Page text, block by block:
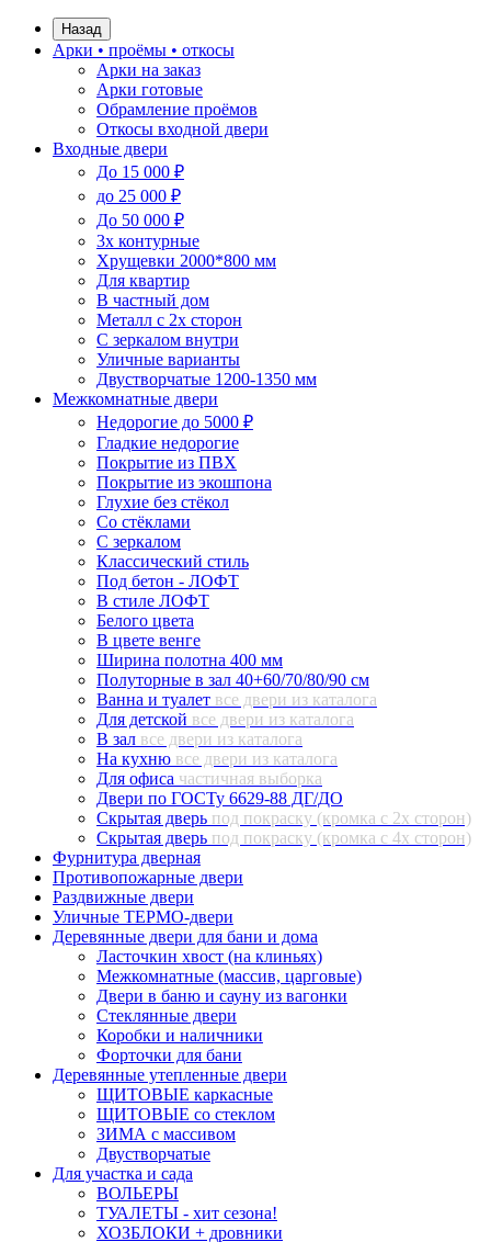
Назад
Арки • проёмы • откосы
Арки на заказ
Арки готовые
Обрамление проёмов
Откосы входной двери
Входные двери
До 15 000 ₽
до 25 000 ₽
До 50 000 ₽
3х контурные
Хрущевки 2000*800 мм
Для квартир
В частный дом
Металл с 2х сторон
С зеркалом внутри
Уличные варианты
Двустворчатые 1200-1350 мм
Межкомнатные двери
Недорогие до 5000 ₽
Гладкие недорогие
Покрытие из ПВХ
Покрытие из экошпона
Глухие без стёкол
Со стёклами
С зеркалом
Классический стиль
Под бетон - ЛОФТ
В стиле ЛОФТ
Белого цвета
В цвете венге
Ширина полотна 400 мм
Полуторные в зал 40+60/70/80/90 см
Ванна и туалет все двери из каталога
Для детской все двери из каталога
В зал все двери из каталога
На кухню все двери из каталога
Для офиса частичная выборка
Двери по ГОСТу 6629-88 ДГ/ДО
Скрытая дверь под покраску (кромка с 2х сторон)
Скрытая дверь под покраску (кромка с 4х сторон)
Фурнитура дверная
Противопожарные двери
Раздвижные двери
Уличные ТЕРМО-двери
Деревянные двери для бани и дома
Ласточкин хвост (на клиньях)
Межкомнатные (массив, царговые)
Двери в баню и сауну из вагонки
Стеклянные двери
Коробки и наличники
Форточки для бани
Деревянные утепленные двери
ЩИТОВЫЕ каркасные
ЩИТОВЫЕ со стеклом
ЗИМА с массивом
Двустворчатые
Для участка и сада
ВОЛЬЕРЫ
ТУАЛЕТЫ - хит сезона!
ХОЗБЛОКИ + дровники